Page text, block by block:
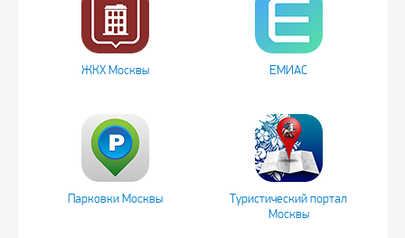
ЖКХ Москвы ЕМИАС
Парковки Москвы
Туристический портал
Москвы